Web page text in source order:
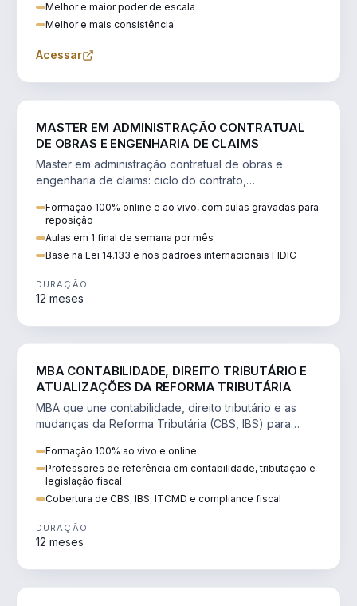
Melhor e maior poder de escala
Melhor e mais consistência
Acessar
MASTER EM ADMINISTRAÇÃO CONTRATUAL
DE OBRAS E ENGENHARIA DE CLAIMS
Master em administração contratual de obras e
engenharia de claims: ciclo do contrato,
Formação 100% online e ao vivo, com aulas gravadas para
reposição
Aulas em 1 final de semana por mês
Base na Lei 14.133 e nos padrões internacionais FIDIC
DURAÇÃO
12 meses
MBA CONTABILIDADE, DIREITO TRIBUTÁRIO E
ATUALIZAÇÕES DA REFORMA TRIBUTÁRIA
MBA que une contabilidade, direito tributário e as
mudanças da Reforma Tributária (CBS, IBS) para
Formação 100% ao vivo e online
Professores de referência em contabilidade, tributação e
legislação fiscal
Cobertura de CBS, IBS, ITCMD e compliance fiscal
DURAÇÃO
12 meses